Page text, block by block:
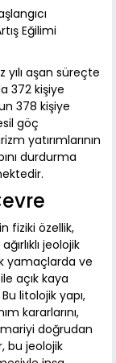
Eğilimi
yılı aşan süreçte
372 kişiye
378 kişiye
göç
yatırımlarının
durdurma
fiziki özellik,
jeolojik
yamaçlarda ve
açık kaya
litolojik yapı,
kararlarını,
doğrudan
bu jeolojik